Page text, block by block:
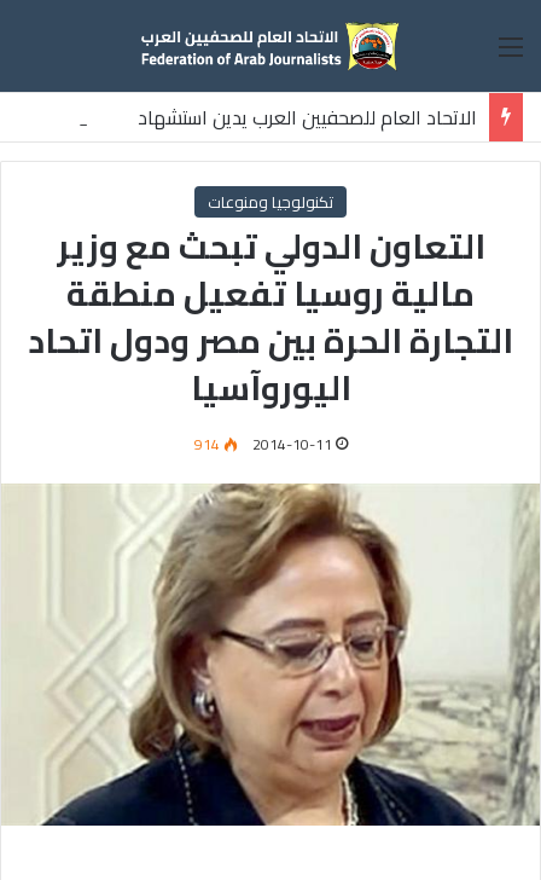
القائمة
الاتحاد العام للصحفيين العرب يدين استشهاد
ثلاثة صحفيين فلسطينيين باستهداف إسرائيلي وسط قطاع غزة
تكنولوجيا ومنوعات
التعاون الدولي تبحث مع وزير
مالية روسيا تفعيل منطقة
التجارة الحرة بين مصر ودول اتحاد
اليوروآسيا
2014-10-11
914